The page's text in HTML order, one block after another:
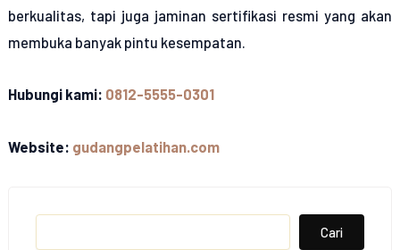
berkualitas, tapi juga jaminan sertifikasi resmi yang akan
membuka banyak pintu kesempatan.
Hubungi kami: 0812-5555-0301
Website: gudangpelatihan.com
Search
Cari